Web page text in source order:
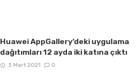
Huawei AppGallery’deki uygulama
dağıtımları 12 ayda iki katına çıktı
3 Mart 2021 0